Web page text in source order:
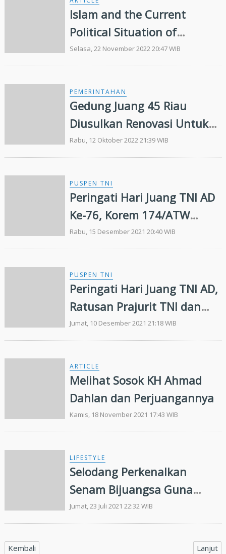
Islam and the Current
Political Situation of
Bangsamoro
Selasa, 22 November 2022 20:47 WIB
PEMERINTAHAN
Gedung Juang 45 Riau
Diusulkan Renovasi Untuk
Museum Perjuangan
Rabu, 12 Oktober 2022 21:39 WIB
PUSPEN TNI
Peringati Hari Juang TNI AD
Ke-76, Korem 174/ATW
Merauke Gelar Doa Bersama
Rabu, 15 Desember 2021 20:40 WIB
PUSPEN TNI
Peringati Hari Juang TNI AD,
Ratusan Prajurit TNI dan
Polri Ikut Donor Darah
Jumat, 10 Desember 2021 21:18 WIB
ARTICLE
Melihat Sosok KH Ahmad
Dahlan dan Perjuangannya
Kamis, 18 November 2021 17:43 WIB
LIFESTYLE
Selodang Perkenalkan
Senam Bijuangsa Guna
Tingkatkan Kekebalan
Tubuh Dimasa Pandemi
Jumat, 23 Juli 2021 22:32 WIB
Kembali Lanjut